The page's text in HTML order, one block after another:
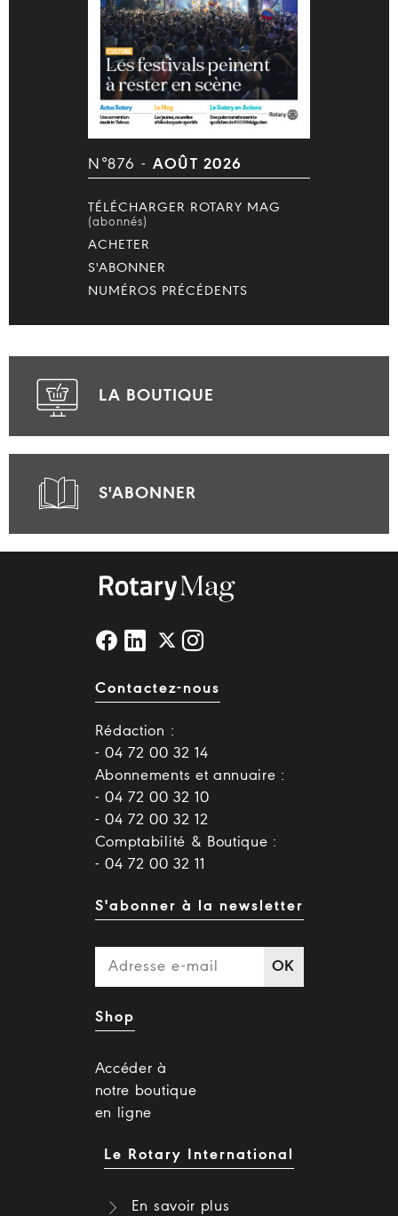
N°876 - AOÛT 2026
TÉLÉCHARGER ROTARY MAG
(abonnés)
ACHETER
S'ABONNER
NUMÉROS PRÉCÉDENTS
LA BOUTIQUE
S'ABONNER
Contactez-nous
Rédaction :
- 04 72 00 32 14
Abonnements et annuaire :
- 04 72 00 32 10
- 04 72 00 32 12
Comptabilité & Boutique :
- 04 72 00 32 11
S'abonner à la newsletter
OK
Shop
Accéder à
notre boutique
en ligne
Le Rotary International
En savoir plus